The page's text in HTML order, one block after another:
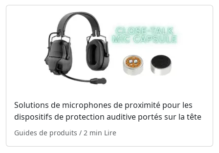
Solutions de microphones de proximité pour les
dispositifs de protection auditive portés sur la tête
Guides de produits / 2 min Lire